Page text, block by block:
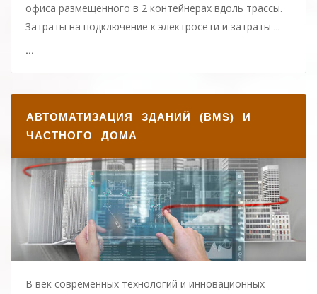
офиса размещенного в 2 контейнерах вдоль трассы.
Затраты на подключение к электросети и затраты ...
...
АВТОМАТИЗАЦИЯ ЗДАНИЙ (BMS) И
ЧАСТНОГО ДОМА
В век современных технологий и инновационных